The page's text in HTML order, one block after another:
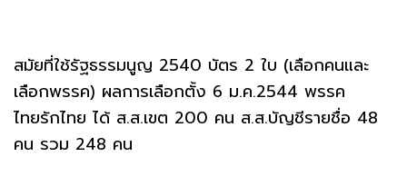
สมัยที่ใช้รัฐธรรมนูญ 2540 บัตร 2 ใบ (เลือกคนและ
เลือกพรรค) ผลการเลือกตั้ง 6 ม.ค.2544 พรรค
ไทยรักไทย ได้ ส.ส.เขต 200 คน ส.ส.บัญชีรายชื่อ 48
คน รวม 248 คน